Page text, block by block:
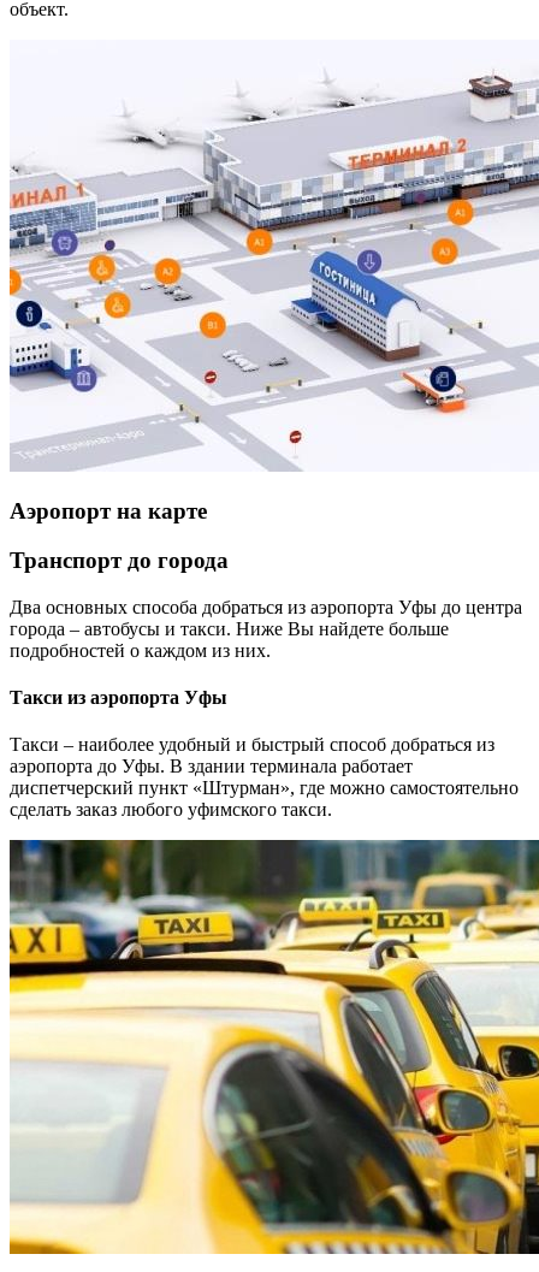
объект.
Аэропорт на карте
Транспорт до города
Два основных способа добраться из аэропорта Уфы до центра
города – автобусы и такси. Ниже Вы найдете больше
подробностей о каждом из них.
Такси из аэропорта Уфы
Такси – наиболее удобный и быстрый способ добраться из
аэропорта до Уфы. В здании терминала работает
диспетчерский пункт «Штурман», где можно самостоятельно
сделать заказ любого уфимского такси.